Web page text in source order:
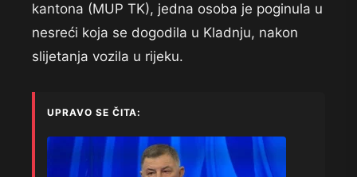
kantona (MUP TK), jedna osoba je poginula u
nesreći koja se dogodila u Kladnju, nakon
slijetanja vozila u rijeku.
UPRAVO SE ČITA: